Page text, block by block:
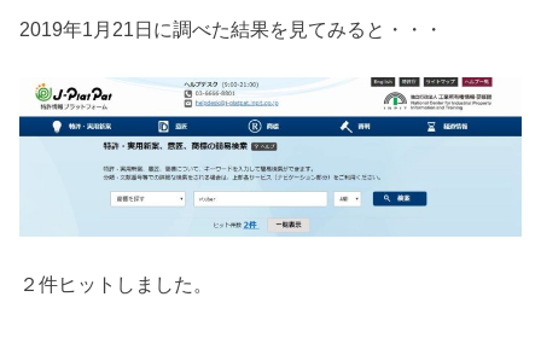
2019年1月21日に調べた結果を見てみると・・・
２件ヒットしました。